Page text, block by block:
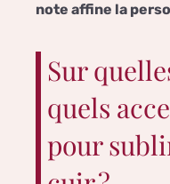
note affine la
Sur
quels
pour